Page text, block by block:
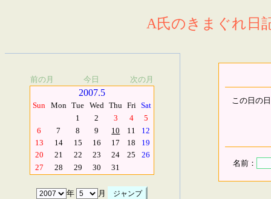
A氏のきまぐれ日
前の月 今日 次の月
2007.5
Sun Mon Tue Wed Thu Fri Sat
1
2 3 4
5
6
7 8 9 10 11
12
13
14 15 16 17 18
19
20
21 22 23 24 25
26
27
28 29 30 31
年 月
この日の
名前：